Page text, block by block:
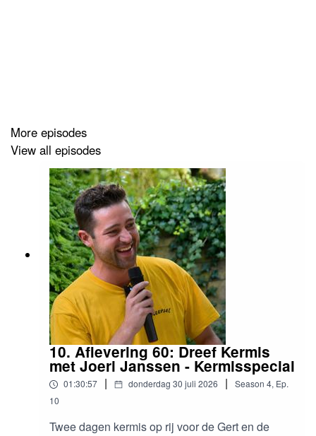
More episodes
View all episodes
10. Aflevering 60: Dreef Kermis
met Joeri Janssen - Kermisspecial
01:30:57 | donderdag 30 juli 2026 | Season 4, Ep.
10
Twee dagen kermis op rij voor de Gert en de